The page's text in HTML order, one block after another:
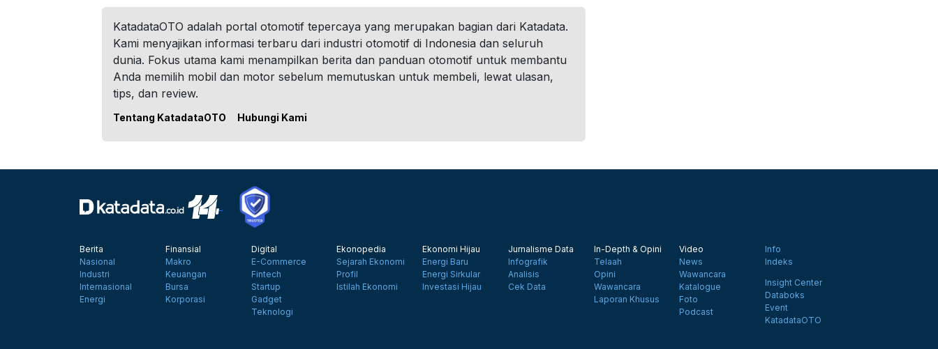
KatadataOTO adalah portal otomotif tepercaya yang merupakan bagian dari Katadata.
Kami menyajikan informasi terbaru dari industri otomotif di Indonesia dan seluruh
dunia. Fokus utama kami menampilkan berita dan panduan otomotif untuk membantu
Anda memilih mobil dan motor sebelum memutuskan untuk membeli, lewat ulasan,
tips, dan review.
Tentang KatadataOTO Hubungi Kami
Berita
Nasional
Industri
Internasional
Energi
Finansial
Makro
Keuangan
Bursa
Korporasi
Digital
E-Commerce
Fintech
Startup
Gadget
Teknologi
Ekonopedia
Sejarah Ekonomi
Profil
Istilah Ekonomi
Ekonomi Hijau
Energi Baru
Energi Sirkular
Investasi Hijau
Jurnalisme Data
Infografik
Analisis
Cek Data
In-Depth & Opini
Telaah
Opini
Wawancara
Laporan Khusus
Video
News
Wawancara
Katalogue
Foto
Podcast
Info
Indeks
Insight Center
Databoks
Event
KatadataOTO